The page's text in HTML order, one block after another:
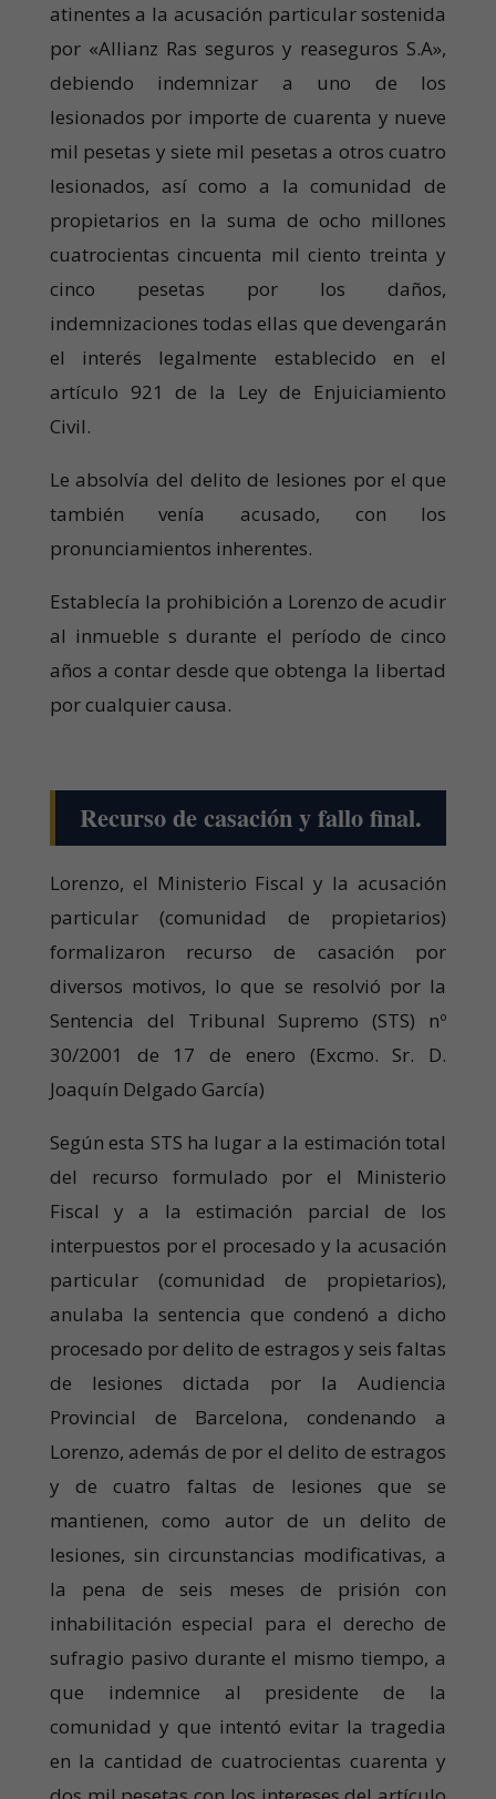
atinentes a la acusación particular sostenida
por «Allianz Ras seguros y reaseguros S.A»,
debiendo indemnizar a uno de los
lesionados por importe de cuarenta y nueve
mil pesetas y siete mil pesetas a otros cuatro
lesionados, así como a la comunidad de
propietarios en la suma de ocho millones
cuatrocientas cincuenta mil ciento treinta y
cinco pesetas por los daños,
indemnizaciones todas ellas que devengarán
el interés legalmente establecido en el
artículo 921 de la Ley de Enjuiciamiento
Civil.
Le absolvía del delito de lesiones por el que
también venía acusado, con los
pronunciamientos inherentes.
Establecía la prohibición a Lorenzo de acudir
al inmueble s durante el período de cinco
años a contar desde que obtenga la libertad
por cualquier causa.
Recurso de casación y fallo final.
Lorenzo, el Ministerio Fiscal y la acusación
particular (comunidad de propietarios)
formalizaron recurso de casación por
diversos motivos, lo que se resolvió por la
Sentencia del Tribunal Supremo (STS) nº
30/2001 de 17 de enero (Excmo. Sr. D.
Joaquín Delgado García)
Según esta STS ha lugar a la estimación total
del recurso formulado por el Ministerio
Fiscal y a la estimación parcial de los
interpuestos por el procesado y la acusación
particular (comunidad de propietarios),
anulaba la sentencia que condenó a dicho
procesado por delito de estragos y seis faltas
de lesiones dictada por la Audiencia
Provincial de Barcelona, condenando a
Lorenzo, además de por el delito de estragos
y de cuatro faltas de lesiones que se
mantienen, como autor de un delito de
lesiones, sin circunstancias modificativas, a
la pena de seis meses de prisión con
inhabilitación especial para el derecho de
sufragio pasivo durante el mismo tiempo, a
que indemnice al presidente de la
comunidad y que intentó evitar la tragedia
en la cantidad de cuatrocientas cuarenta y